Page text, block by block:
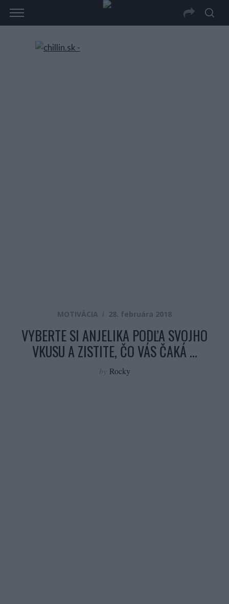
MOTIVÁCIA 28. februára 2018
VYBERTE SI ANJELIKA PODĽA SVOJHO
VKUSU A ZISTITE, ČO VÁS ČAKÁ …
by Rocky